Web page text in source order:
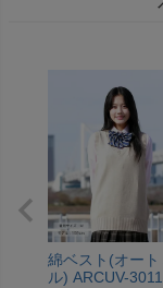
綿ベスト(オート
ル) ARCUV-